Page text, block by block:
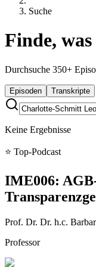
Suche
Finde,
Durchsuche 350+
Episoden Transkripte
Keine Ergebnisse
⭐ Top-Podcast
IME006:
Prof. Dr. Dr. h.c.
Professor